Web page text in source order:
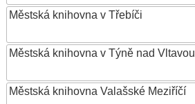
Městská knihovna v Třebíči
Městská knihovna v Týně nad Vltavou
Městská knihovna Valašské Meziříčí